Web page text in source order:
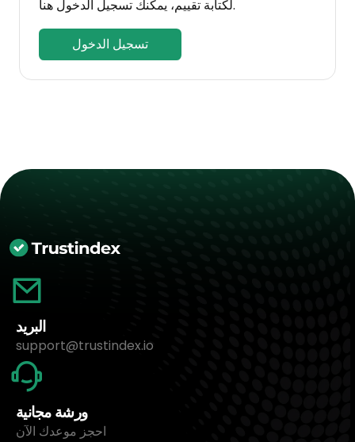
لكتابة تقييم، يمكنك تسجيل الدخول هنا.
تسجيل الدخول
البريد
support@trustindex.io
ورشة مجانية
احجز موعدك الآن